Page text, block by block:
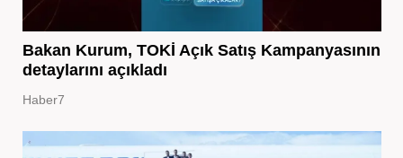
Bakan Kurum, TOKİ Açık Satış Kampanyasının
detaylarını açıkladı
Haber7